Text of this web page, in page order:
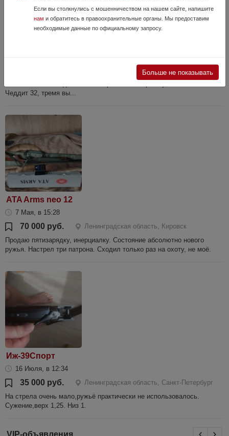
Сайга 12 к
Сайга 12к, калибр 12/76 Продаю ружьё жены, настрел совсем
небольшой, в основном несколько раз пулей с вышки и несколько
Чеддит 32, тремя вы...
ATA Arms neo 12
7 Мая, в 15:28
70 000 руб.
Ленинградская область, Кировск
Продаю пятизарядку, инерциалку. Состояние абсолютно нового
ружья. Настрел три патрона. Сходил только раз на охоту, не моё.
Иж-39Спорт
16 Июля, в 12:34
35 000 руб.
Ленинградская область, Санкт-Петербург
На стрела очень мало,ружьё практически не использовалось.
Сужение,верх 1,25. Низ 1.
Если вы столкнулись с мошенничеством на нашем сайте, напишите
нам и обратитесь в правоохранительные органы. Мы предоставим
необходимые данные по официальному запросу.
Больше не показывать
VIP-объявления